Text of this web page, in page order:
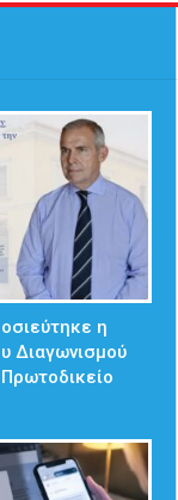
η
Διαγωνισμού